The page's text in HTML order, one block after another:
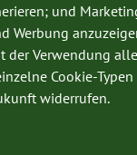
und
der Verwendung
Cookie-
widerrufen.